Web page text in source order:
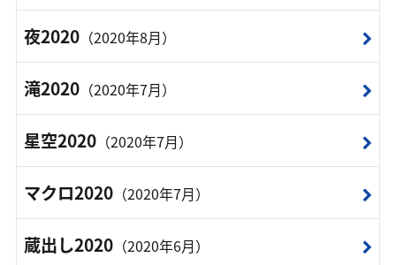
夜2020（2020年8月）
滝2020（2020年7月）
星空2020（2020年7月）
マクロ2020（2020年7月）
蔵出し2020（2020年6月）